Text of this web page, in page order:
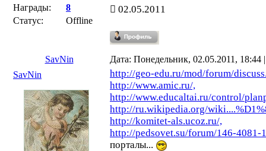
Награды:
8
Статус:
Offline
02.05.2011
SavNin
Дата: Понедельник, 02.05.2011,
SavNin
http://geo-edu.ru/mod/forum/
http://www.amic.ru/,
http://www.educaltai.ru/control/
http://ru.wikipedia.org/
http://komitet-als.ucoz.ru/,
http://pedsovet.su/forum/146-4081-
порталы...